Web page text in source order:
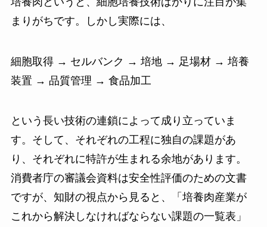
まりがちです。しかし実際には、
細胞取得 → セルバンク → 培地 → 足場材 → 培養
装置 → 品質管理 → 食品加工
という長い技術の連鎖によって成り立っていま
す。そして、それぞれの工程に独自の課題があ
り、それぞれに特許が生まれる余地があります。
消費者庁の審議会資料は安全性評価のための文書
ですが、知財の視点から見ると、「培養肉産業が
これから解決しなければならない課題の一覧表」